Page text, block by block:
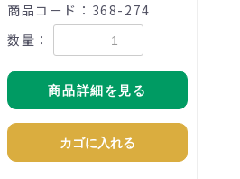
商品コード：368-274
数量：
商品詳細を見る
カゴに入れる